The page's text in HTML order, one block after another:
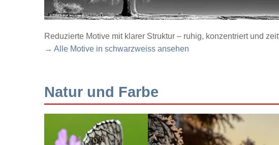
Reduzierte Motive mit klarer Struktur – ruhig, konzentriert und
→ Alle Motive in schwarzweiss ansehen
Natur und Farbe